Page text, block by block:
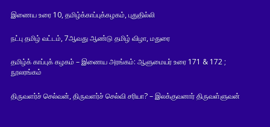
இணைய உரை 10, தமிழ்க்காப்புக்கழகம், புதுதில்லி
நட்பு தமிழ் வட்டம், 7ஆவது ஆண்டு தமிழ் விழா, மதுரை
தமிழ்க் காப்புக் கழகம் – இணைய அரங்கம்: ஆளுமையர் உரை 171 & 172 ;
நூலரங்கம்
திருவளர்ச் செல்வன், திருவளர்ச் செல்வி சரியா? – இலக்குவனார் திருவள்ளுவன்